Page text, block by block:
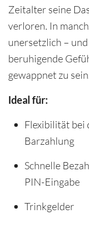
Zeitalter seine
verloren. In
unersetzlich –
beruhigende
gewappnet zu
Ideal für:
Flexibilität bei
Barzahlung
Schnelle
PIN-Eingabe
Trinkgelder